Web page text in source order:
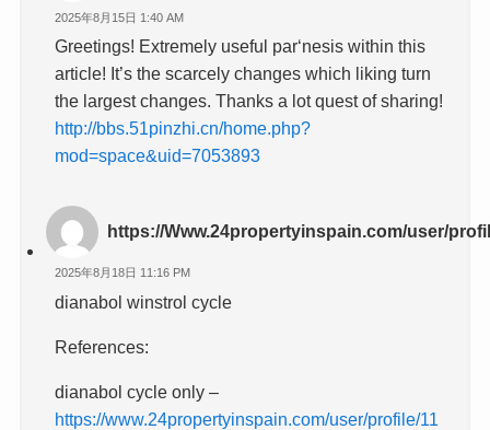
2025年8月15日 1:40 AM
Greetings! Extremely useful par‘nesis within this
article! It’s the scarcely changes which liking turn
the largest changes. Thanks a lot quest of sharing!
http://bbs.51pinzhi.cn/home.php?
mod=space&uid=7053893
https://Www.24propertyinspain.com/user/
2025年8月18日 11:16 PM
dianabol winstrol cycle
References:
dianabol cycle only –
https://www.24propertyinspain.com/user/profile/11